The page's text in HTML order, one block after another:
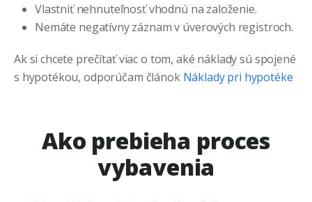
Vlastniť nehnuteľnosť vhodnú na založenie.
Nemáte negatívny záznam v úverových registroch.
Ak si chcete prečítať viac o tom, aké náklady sú spojené
s hypotékou, odporúčam článok Náklady pri hypotéke
Ako prebieha proces
vybavenia